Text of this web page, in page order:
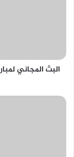
نهائي
كأسالبث المجاني
موعد